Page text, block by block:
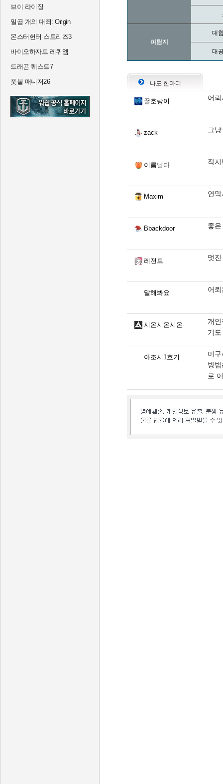
브이 라이징
일곱 개의 대죄: Origin
몬스터헌터 스토리즈3
바이오하자드 레퀴엠
드래곤 퀘스트7
풋볼 매니저26
피탐지
대
대
나도 한마디
꿀호랑이 어
zack 그
이름날다 작
Maxim 연
Bbackdoor 좋
레전드 멋
말해봐요 어
시온시온시온
개
기
아조시1호기
미
방
로